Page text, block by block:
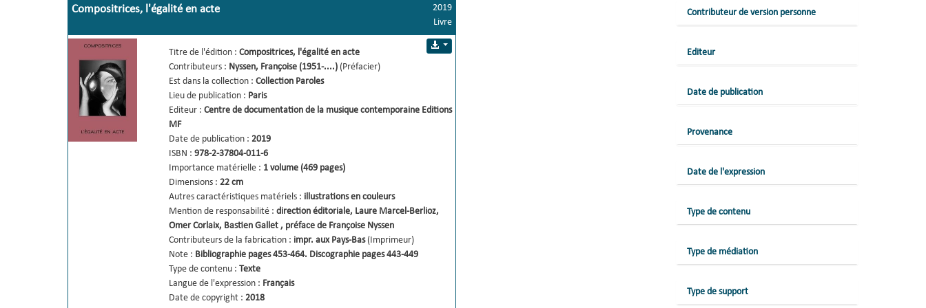
Compositrices, l'égalité en acte
2019
Livre
Titre de l'édition : Compositrices, l'égalité en acte
Contributeurs : Nyssen, Françoise (1951-....) (Préfacier)
Est dans la collection : Collection Paroles
Lieu de publication : Paris
Editeur : Centre de documentation de la musique contemporaine Editions
MF
Date de publication : 2019
ISBN : 978-2-37804-011-6
Importance matérielle : 1 volume (469 pages)
Dimensions : 22 cm
Autres caractéristiques matériels : illustrations en couleurs
Mention de responsabilité : direction éditoriale, Laure Marcel-Berlioz,
Omer Corlaix, Bastien Gallet , préface de Françoise Nyssen
Contributeurs de la fabrication : impr. aux Pays-Bas (Imprimeur)
Note : Bibliographie pages 453-464. Discographie pages 443-449
Type de contenu : Texte
Langue de l'expression : Français
Date de copyright : 2018
Contributeur de version personne
Editeur
Date de publication
Provenance
Date de l'expression
Type de contenu
Type de médiation
Type de support